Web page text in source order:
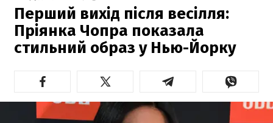
Перший вихід після весілля:
Пріянка Чопра показала
стильний образ у Нью-Йорку